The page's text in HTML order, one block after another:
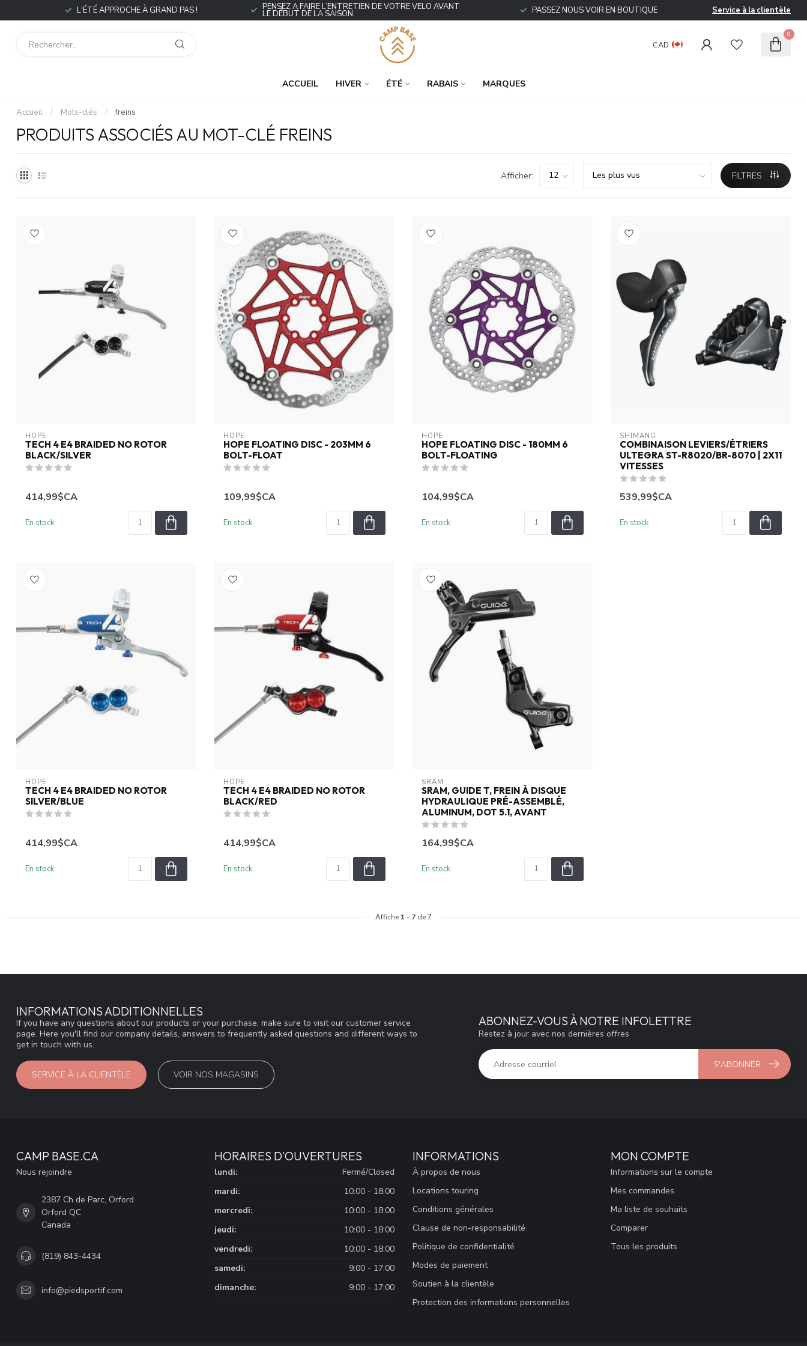
L'ÉTÉ APPROCHE À GRAND PAS ! PENSEZ À FAIRE L’ENTRETIEN DE VOTRE VÉLO AVANT
LE DÉBUT DE LA SAISON. PASSEZ NOUS VOIR EN BOUTIQUE Service à la clientèle
CAD
0
ACCUEIL HIVER ÉTÉ RABAIS MARQUES
Accueil / Mots-clés / freins
PRODUITS ASSOCIÉS AU MOT-CLÉ FREINS
Afficher: FILTRES
HOPE
TECH 4 E4 BRAIDED NO ROTOR
BLACK/SILVER
414,99$CA
En stock
HOPE
HOPE FLOATING DISC - 203MM 6
BOLT-FLOAT
109,99$CA
En stock
HOPE
HOPE FLOATING DISC - 180MM 6
BOLT-FLOATING
104,99$CA
En stock
SHIMANO
COMBINAISON LEVIERS/ÉTRIERS
ULTEGRA ST-R8020/BR-8070 | 2X11
VITESSES
539,99$CA
En stock
HOPE
TECH 4 E4 BRAIDED NO ROTOR
SILVER/BLUE
414,99$CA
En stock
HOPE
TECH 4 E4 BRAIDED NO ROTOR
BLACK/RED
414,99$CA
En stock
SRAM
SRAM, GUIDE T, FREIN À DISQUE
HYDRAULIQUE PRÉ-ASSEMBLÉ,
ALUMINUM, DOT 5.1, AVANT
164,99$CA
En stock
Affiche 1 - 7 de 7
INFORMATIONS ADDITIONNELLES
If you have any questions about our products or your purchase, make sure to visit our customer service
page. Here you'll find our company details, answers to frequently asked questions and different ways to
get in touch with us.
SERVICE À LA CLIENTÈLE VOIR NOS MAGASINS
ABONNEZ-VOUS À NOTRE INFOLETTRE
Restez à jour avec nos dernières offres
S'ABONNER
CAMP BASE.CA
Nous rejoindre
2387 Ch de Parc, Orford
Orford QC
Canada
(819) 843-4434
info@piedsportif.com
HORAIRES D'OUVERTURES
lundi:
Fermé/Closed
mardi:
10:00 - 18:00
mercredi:
10:00 - 18:00
jeudi:
10:00 - 18:00
vendredi:
10:00 - 18:00
samedi:
9:00 - 17:00
dimanche:
9:00 - 17:00
INFORMATIONS
À propos de nous
Locations touring
Conditions générales
Clause de non-responsabilité
Politique de confidentialité
Modes de paiement
Soutien à la clientèle
Protection des informations personnelles
MON COMPTE
Informations sur le compte
Mes commandes
Ma liste de souhaits
Comparer
Tous les produits